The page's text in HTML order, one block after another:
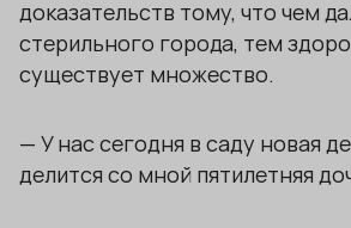
доказательств тому, что чем
стерильного города, тем
существует множество.
— У нас сегодня в саду новая
делится со мной пятилетняя